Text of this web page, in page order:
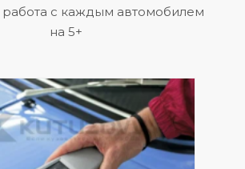
с каждым автомобилем
на 5+